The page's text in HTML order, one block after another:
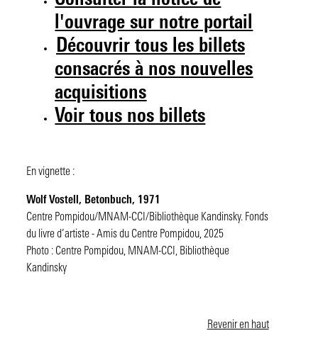
l'ouvrage sur notre portail
Découvrir tous les billets
consacrés à nos nouvelles
acquisitions
Voir tous nos billets
En vignette :
Wolf Vostell, Betonbuch, 1971
Centre Pompidou/MNAM-CCI/Bibliothèque Kandinsky. Fonds
du livre d’artiste - Amis du Centre Pompidou, 2025
Photo : Centre Pompidou, MNAM-CCI, Bibliothèque
Kandinsky
Revenir en haut